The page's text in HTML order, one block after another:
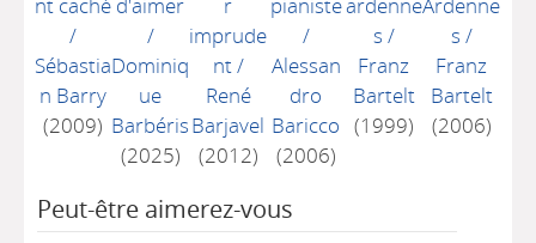
/
Sébastia
n Barry
(2009)
/
Dominiq
ue
Barbéris
(2025)
imprude
nt/
René
Barjavel
(2012)
/
Alessan
dro
Baricco
(2006)
s /
Franz
Bartelt
(1999)
s /
Franz
Bartelt
(2006)
Peut-être aimerez-vous